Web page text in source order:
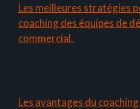
Les meilleures stratégies
coaching des équipes de
commercial.
Les avantages du